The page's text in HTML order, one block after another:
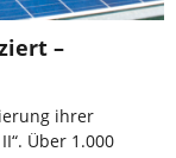
–
ihrer
Über 1.000